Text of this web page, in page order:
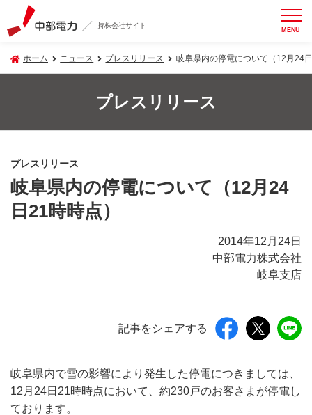
持株会社サイト MENU
ホーム ニュース プレスリリース 岐阜県内の停電について（12月24
プレスリリース
プレスリリース
岐阜県内の停電について（12月24
日21時時点）
2014年12月24日
中部電力株式会社
岐阜支店
記事をシェアする
岐阜県内で雪の影響により発生した停電につきましては、
12月24日21時時点において、約230戸のお客さまが停電し
ております。